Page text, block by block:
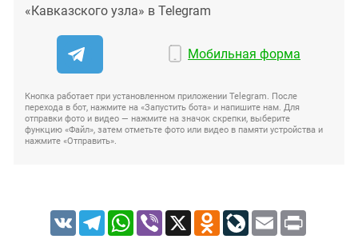
«Кавказского узла» в Telegram
Мобильная форма
Кнопка работает при установленном приложении Telegram. После
перехода в бот, нажмите на «Запустить бота» и напишите нам. Для
отправки фото и видео — нажмите на значок скрепки, выберите
функцию «Файл», затем отметьте фото или видео в памяти устройства и
нажмите «Отправить».
VK TelegramWhatsApp
Viber X Odnoklassniki
LiveJournal
Email Print